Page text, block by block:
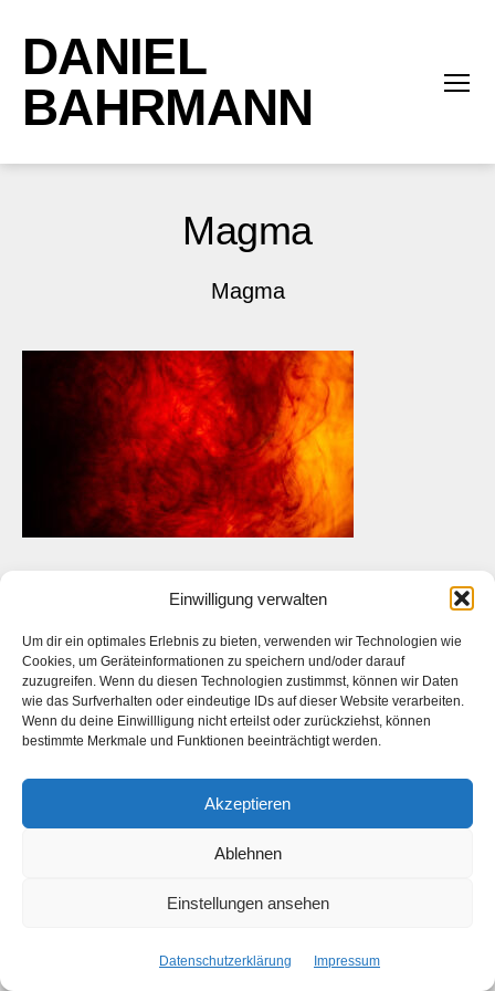
Einwilligung verwalten
Um dir ein optimales Erlebnis zu bieten, verwenden wir Technologien wie
Cookies, um Geräteinformationen zu speichern und/oder darauf
zuzugreifen. Wenn du diesen Technologien zustimmst, können wir Daten
wie das Surfverhalten oder eindeutige IDs auf dieser Website verarbeiten.
Wenn du deine Einwillligung nicht erteilst oder zurückziehst, können
bestimmte Merkmale und Funktionen beeinträchtigt werden.
Akzeptieren
Ablehnen
Einstellungen ansehen
Datenschutzerklärung Impressum
DANIEL
BAHRMANN
Magma
Magma
Das ist die Webseite des Künstlers Daniel Bahrmann. Die
Webseite desFotografen Daniel Bahrmannfinden Sie
www.bahrmann.de
Start Kontakt Datenschutzerklärung Impressum